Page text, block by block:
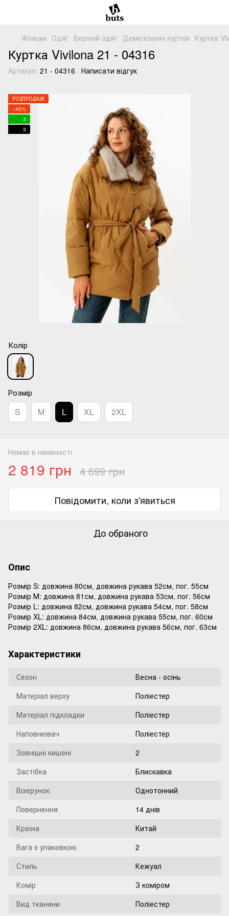
Жінкам Одяг Верхній одяг Демісезонні куртки Куртка
Куртка Vivilona 21 - 04316
Артикул: 21 - 04316 Написати відгук
РОЗПРОДАЖ
−40%
3
3
Колір
Розмір
S M L XL 2XL
Немає в наявності
2 819 грн 4 699 грн
Повідомити, коли з'явиться
До обраного
Опис
Розмір S: довжина 80см, довжина рукава 52см, пог. 55см
Розмір М: довжина 81см, довжина рукава 53см, пог. 56см
Розмір L: довжина 82см, довжина рукава 54см, пог. 58см
Розмір XL: довжина 84см, довжина рукава 55см, пог. 60см
Розмір 2XL: довжина 86см, довжина рукава 56см, пог. 63см
Характеристики
Сезон
Весна - осінь
Матеріал верху
Поліестер
Матеріал підкладки
Поліестер
Наповнювач
Поліестер
Зовнішні кишені
2
Застібка
Блискавка
Візерунок
Однотонний
Повернення
14 днів
Країна
Китай
Вага з упаковкою
2
Стиль
Кежуал
Комір
З коміром
Вид тканини
Поліестер